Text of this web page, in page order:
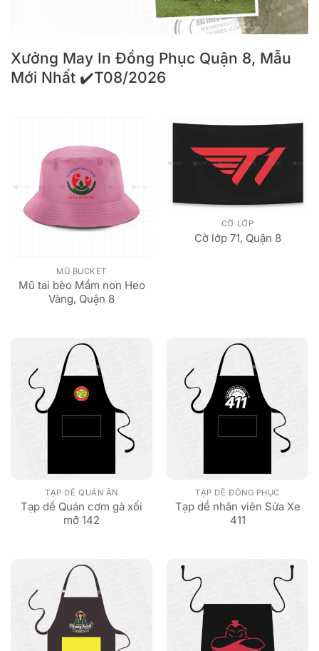
Xưởng May In Đồng Phục Quận 8, Mẫu
Mới Nhất ✔️T08/2026
MŨ BUCKET
Mũ tai bèo Mầm non Heo
Vàng, Quận 8
CỜ LỚP
Cờ lớp 71, Quận 8
TẠP DỀ QUÁN ĂN
Tạp dề Quán cơm gà xối
mỡ 142
TẠP DỀ ĐỒNG PHỤC
Tạp dề nhân viên Sửa Xe
411